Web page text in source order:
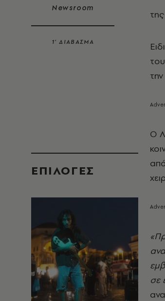
Newsroom
1’ ΔΙΑΒΑΣΜΑ
EΠΙΛΟΓΈΣ
Ο
σε